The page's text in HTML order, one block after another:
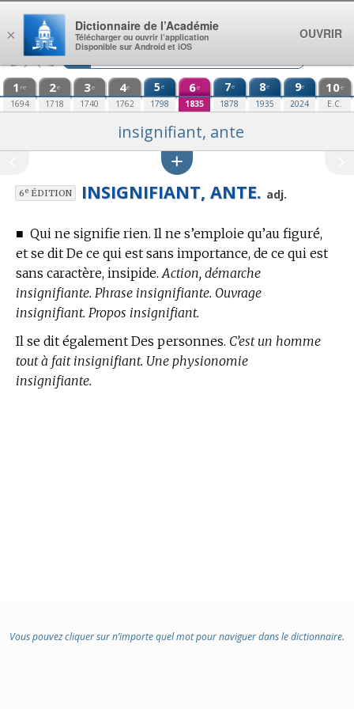
Aller au contenu
1 re
1694
2e
1718
3e
1740
4e
1762
5e
1798
6e
1835
7e
1878
8e
1935
9e
2024
10e
E.C.
insignifiant, ante
6eÉDITION INSIGNIFIANT, ANTE. adj.
■ Qui ne signifie rien. Il ne s’emploie qu’au figuré,
et se dit De ce qui est sans importance, de ce qui est
sans caractère, insipide. Action, démarche
insignifiante. Phrase insignifiante. Ouvrage
insignifiant. Propos insignifiant.
Il se dit également Des personnes. C’est un homme
tout à fait insignifiant. Une physionomie
insignifiante.
Vous pouvez cliquer sur n’importe quel mot pour naviguer dans le dictionnaire.
×
Dictionnaire de l’Académie
Télécharger ou ouvrir l’application
Disponible sur Android et iOS
OUVRIR